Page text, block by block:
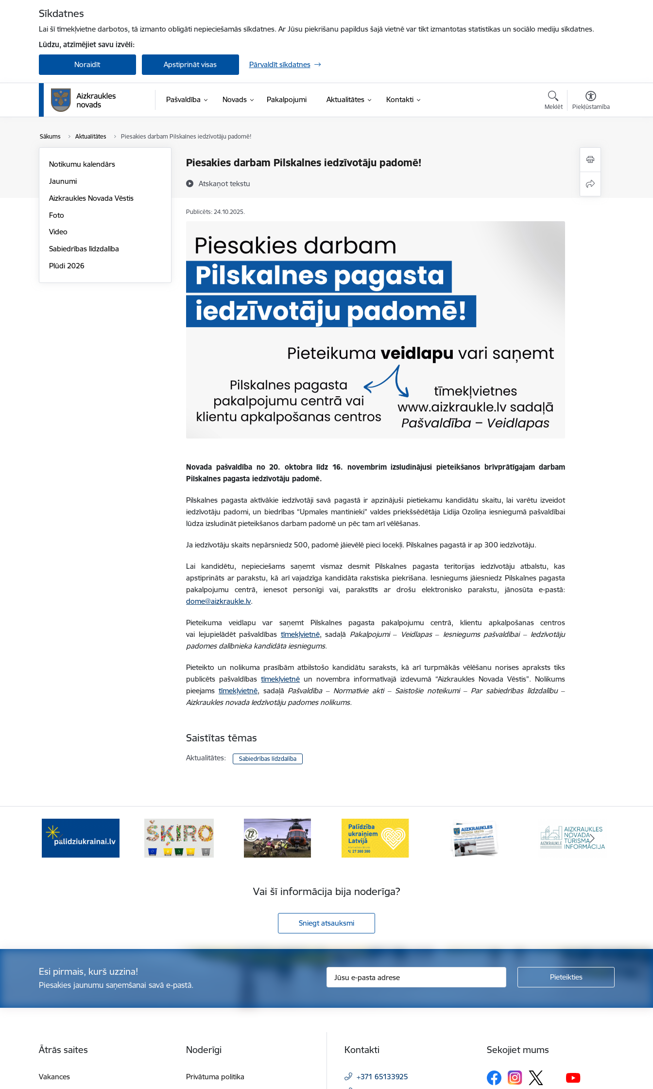
Sīkdatnes
Lai šī tīmekļvietne darbotos, tā izmanto obligāti nepieciešamās sīkdatnes. Ar Jūsu piekrišanu papildus šajā vietnē var tikt izmantotas statistikas un sociālo mediju sīkdatnes.
Lūdzu, atzīmējiet savu izvēli:
Noraidīt Apstiprināt visas Pārvaldīt sīkdatnes
Pašvaldība Novads Pakalpojumi Aktualitātes Kontakti
Meklēt Piekļūstamība
Sākums Aktualitātes Piesakies darbam Pilskalnes iedzīvotāju padomē!
Piesakies darbam Pilskalnes iedzīvotāju padomē!
Atskaņot tekstu
Notikumu kalendārs
Jaunumi
Aizkraukles Novada Vēstis
Foto
Video
Sabiedrības līdzdalība
Plūdi 2026
Publicēts: 24.10.2025.
Novada pašvaldība no 20. oktobra līdz 16. novembrim izsludinājusi pieteikšanos brīvprātīgajam darbam
Pilskalnes pagasta iedzīvotāju padomē.
Pilskalnes pagasta aktīvākie iedzīvotāji savā pagastā ir apzinājuši pietiekamu kandidātu skaitu, lai varētu izveidot
iedzīvotāju padomi, un biedrības “Upmales mantinieki” valdes priekšsēdētāja Lidija Ozoliņa iesniegumā pašvaldībai
lūdza izsludināt pieteikšanos darbam padomē un pēc tam arī vēlēšanas.
Ja iedzīvotāju skaits nepārsniedz 500, padomē jāievēlē pieci locekļi. Pilskalnes pagastā ir ap 300 iedzīvotāju.
Lai kandidētu, nepieciešams saņemt vismaz desmit Pilskalnes pagasta teritorijas iedzīvotāju atbalstu, kas
apstiprināts ar parakstu, kā arī vajadzīga kandidāta rakstiska piekrišana. Iesniegums jāiesniedz Pilskalnes pagasta
pakalpojumu centrā, ienesot personīgi vai, parakstīts ar drošu elektronisko parakstu, jānosūta e-pastā:
dome@aizkraukle.lv.
Pieteikuma veidlapu var saņemt Pilskalnes pagasta pakalpojumu centrā, klientu apkalpošanas centros
vai lejupielādēt pašvaldības tīmekļvietnē, sadaļā Pakalpojumi ‒ Veidlapas ‒ Iesniegums pašvaldībai ‒ Iedzīvotāju
padomes dalībnieka kandidāta iesniegums.
Pieteikto un nolikuma prasībām atbilstošo kandidātu saraksts, kā arī turpmākās vēlēšanu norises apraksts tiks
publicēts pašvaldībastīmekļvietnē un novembra informatīvajā izdevumā “Aizkraukles Novada Vēstis”. Nolikums
pieejams tīmekļvietnē, sadaļā Pašvaldība ‒ Normatīvie akti ‒ Saistošie noteikumi ‒ Par sabiedrības līdzdalību ‒
Aizkraukles novada Iedzīvotāju padomes nolikums.
Saistītas tēmas
Aktualitātes: Sabiedrības līdzdalība
Vai šī informācija bija noderīga?
Sniegt atsauksmi
Esi pirmais, kurš uzzina!
Piesakies jaunumu saņemšanai savā e-pastā.
Ātrās saites
Vakances
Noderīgi
Privātuma politika
Kontakti
+371 65133925
Sekojiet mums